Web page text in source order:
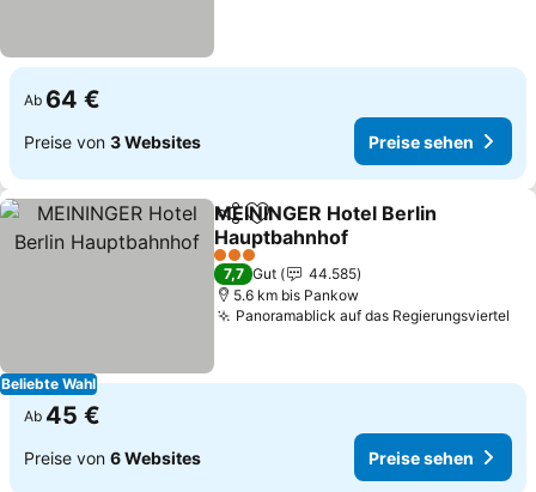
Ab 64 €
Preise von 3 Websites Preise sehen
Beliebte Wahl
TeilenZu Favoriten hinzufügen
MEININGER Hotel Berlin
Hauptbahnhof
3 Sterne
7,7 Gut
44.585
5.6 km bis Pankow
Panoramablick auf das Regierungsviertel
Ab 45 €
Preise von 6 Websites Preise sehen